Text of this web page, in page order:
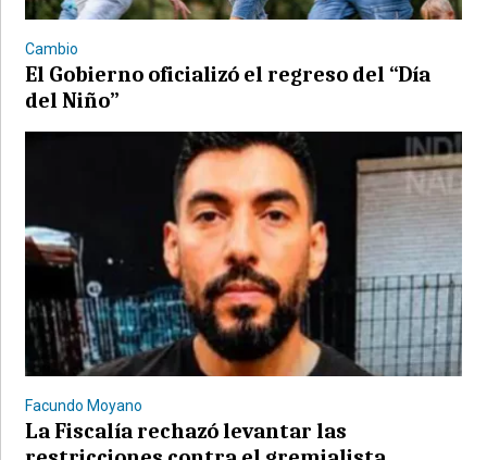
Cambio
El Gobierno oficializó el regreso del “Día
del Niño”
Facundo Moyano
La Fiscalía rechazó levantar las